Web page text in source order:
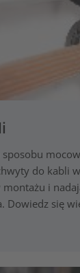
sposobu
do kabli
montażu i
Dowiedz się